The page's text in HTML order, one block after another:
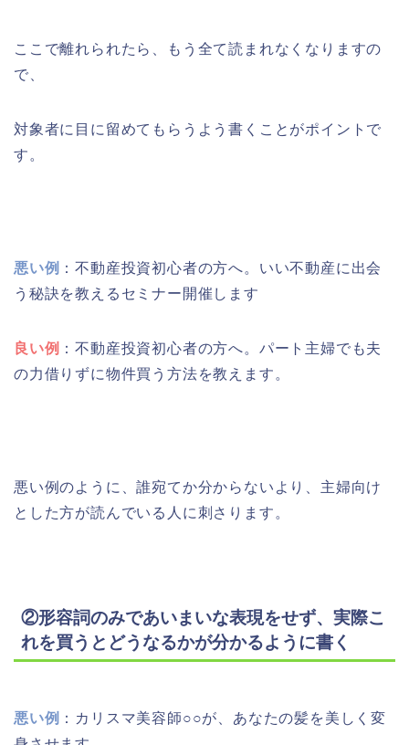
ここで離れられたら、もう全て読まれなくなりますの
で、
対象者に目に留めてもらうよう書くことがポイントで
す。
悪い例 ：不動産投資初心者の方へ。いい不動産に出会
う秘訣を教えるセミナー開催します
良い例 ：不動産投資初心者の方へ。パート主婦でも夫
の力借りずに物件買う方法を教えます。
悪い例のように、誰宛てか分からないより、主婦向け
とした方が読んでいる人に刺さります。
②形容詞のみであいまいな表現をせず、実際こ
れを買うとどうなるかが分かるように書く
悪い例 ：カリスマ美容師○○が、あなたの髪を美しく変